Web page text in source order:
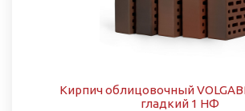
Кирпич облицовочный
гладкий 1 НФ